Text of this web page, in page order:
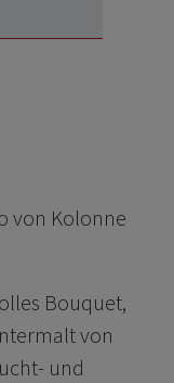
von Kolonne
Bouquet,
von
und